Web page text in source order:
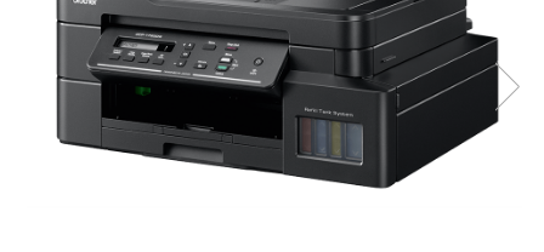
Scanere de birou
Scanere portabile
Scanere format mare
Consumabile echipamente